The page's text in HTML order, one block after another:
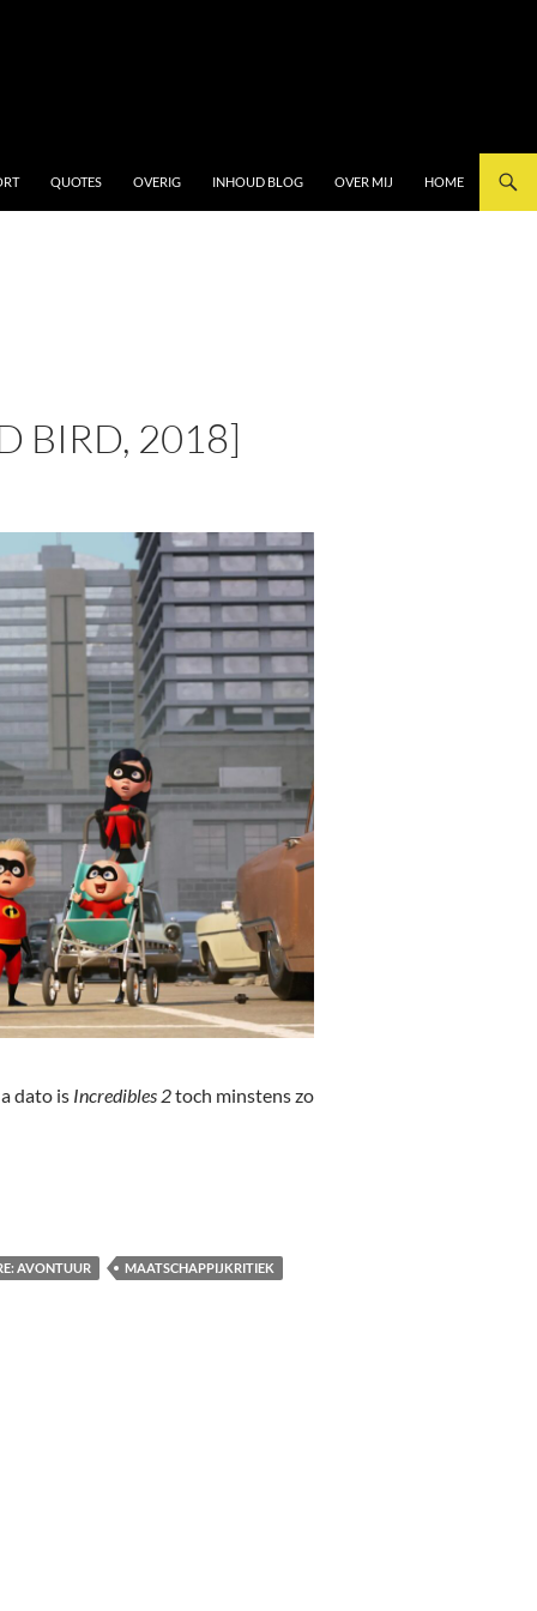
QUOTES OVERIG INHOUD BLOG OVER MIJ HOME
BIRD, 2018]
dato is Incredibles 2toch minstens zo
AVONTUUR MAATSCHAPPIJKRITIEK